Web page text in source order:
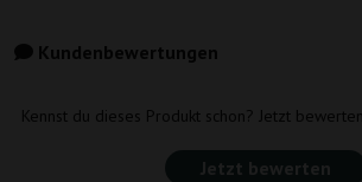
Kundenbewertungen
Kennst du dieses Produkt schon? Jetzt
Jetzt bewerten